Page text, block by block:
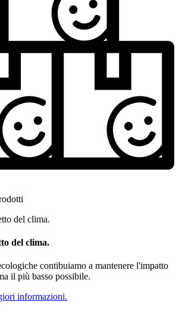
del clima.
contibuiamo a mantenere l'impatto
il più basso possibile.
informazioni.